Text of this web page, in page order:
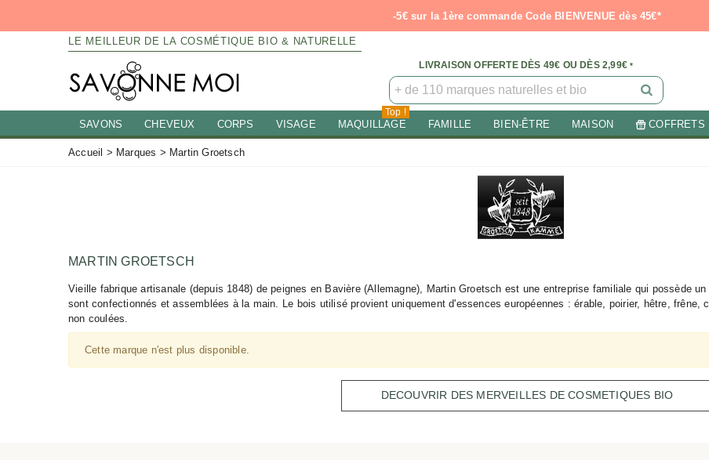
-5€ sur la 1ère commande Code BIENVENUE dès 45€*
LE MEILLEUR DE LA COSMÉTIQUE BIO & NATURELLE
LIVRAISON OFFERTE DÈS 49€ OU DÈS 2,99€ *
SAVONS CHEVEUX CORPS VISAGE MAQUILLAGE
Top !
FAMILLE BIEN-ÊTRE MAISON COFFRETS
Accueil > Marques > Martin Groetsch
MARTIN GROETSCH
Vieille fabrique artisanale (depuis 1848) de peignes en Bavière (Allemagne), Martin Groetsch est une entreprise familiale qui possède
sont confectionnés et assemblées à la main. Le bois utilisé provient uniquement d'essences européennes : érable, poirier, hêtre, frêne,
non coulées.
Cette marque n'est plus disponible.
DECOUVRIR DES MERVEILLES DE COSMETIQUES BIO